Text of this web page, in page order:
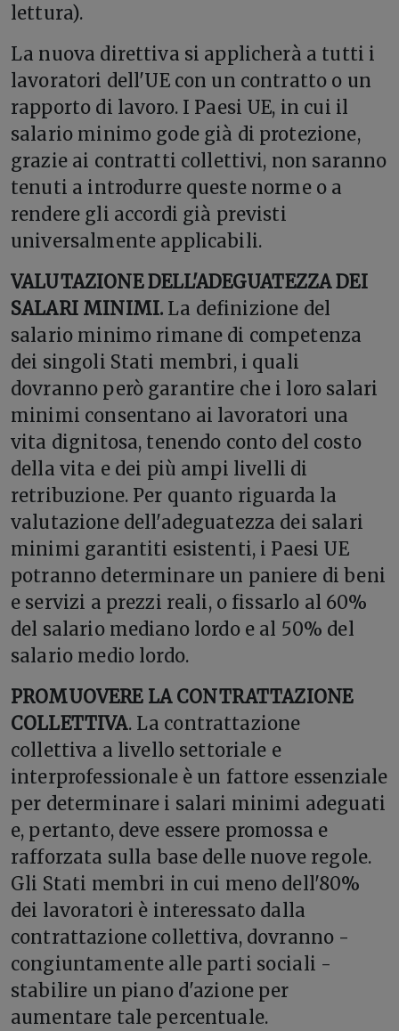
lettura).
La nuova direttiva si applicherà a tutti i
lavoratori dell'UE con un contratto o un
rapporto di lavoro. I Paesi UE, in cui il
salario minimo gode già di protezione,
grazie ai contratti collettivi, non saranno
tenuti a introdurre queste norme o a
rendere gli accordi già previsti
universalmente applicabili.
VALUTAZIONE DELL'ADEGUATEZZA DEI
SALARI MINIMI. La definizione del
salario minimo rimane di competenza
dei singoli Stati membri, i quali
dovranno però garantire che i loro salari
minimi consentano ai lavoratori una
vita dignitosa, tenendo conto del costo
della vita e dei più ampi livelli di
retribuzione. Per quanto riguarda la
valutazione dell'adeguatezza dei salari
minimi garantiti esistenti, i Paesi UE
potranno determinare un paniere di beni
e servizi a prezzi reali, o fissarlo al 60%
del salario mediano lordo e al 50% del
salario medio lordo.
PROMUOVERE LA CONTRATTAZIONE
COLLETTIVA. La contrattazione
collettiva a livello settoriale e
interprofessionale è un fattore essenziale
per determinare i salari minimi adeguati
e, pertanto, deve essere promossa e
rafforzata sulla base delle nuove regole.
Gli Stati membri in cui meno dell'80%
dei lavoratori è interessato dalla
contrattazione collettiva, dovranno -
congiuntamente alle parti sociali -
stabilire un piano d'azione per
aumentare tale percentuale.